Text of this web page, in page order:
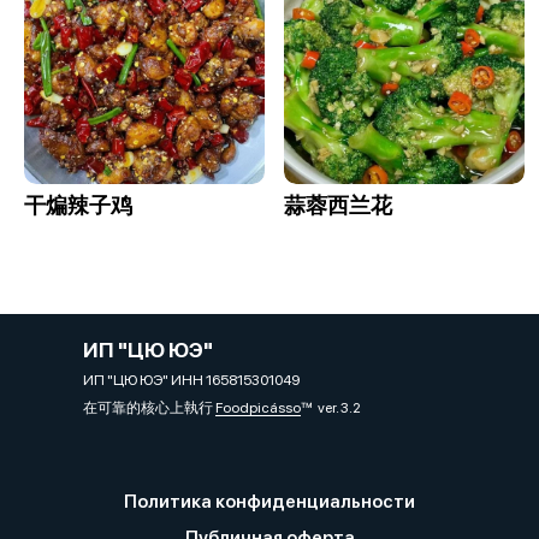
干煸辣子鸡 蒜蓉西兰花
ИП "ЦЮ ЮЭ"
ИП "ЦЮ ЮЭ" ИНН 165815301049
在可靠的核心上執行Foodpicássover. 3.2
Политика конфиденциальности